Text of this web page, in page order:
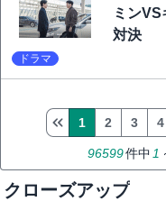
ミン
対決
ドラマ
96599件中 1
1 2 3 4
クローズアップ